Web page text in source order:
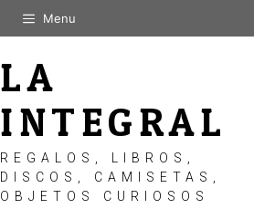
Menu
LA
INTEGRAL
REGALOS, LIBROS,
DISCOS, CAMISETAS,
OBJETOS CURIOSOS